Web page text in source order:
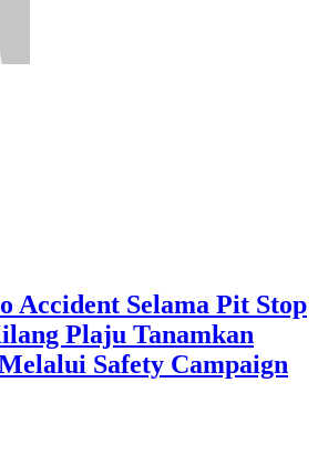
Accident Selama Pit Stop
Plaju Tanamkan
Safety Campaign